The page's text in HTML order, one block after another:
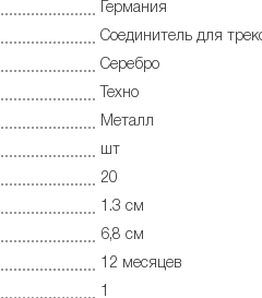
Германия
Соединитель для
Серебро
Техно
Металл
шт
20
1.3 см
6,8 см
12 месяцев
1